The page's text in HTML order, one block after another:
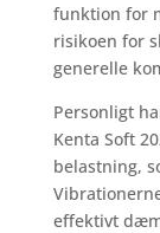
funktion for
risikoen for
generelle
Personligt
Kenta Soft
belastning,
effektivt